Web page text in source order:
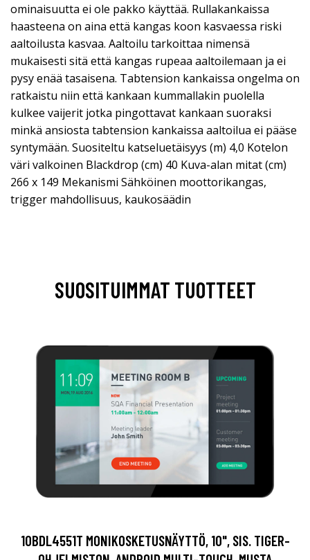
ominaisuutta ei ole pakko käyttää. Rullakankaissa
haasteena on aina että kangas koon kasvaessa riski
aaltoilusta kasvaa. Aaltoilu tarkoittaa nimensä
mukaisesti sitä että kangas rupeaa aaltoilemaan ja ei
pysy enää tasaisena. Tabtension kankaissa ongelma on
ratkaistu niin että kankaan kummallakin puolella
kulkee vaijerit jotka pingottavat kankaan suoraksi
minkä ansiosta tabtension kankaissa aaltoilua ei pääse
syntymään. Suositeltu katseluetäisyys (m) 4,0 Kotelon
väri valkoinen Blackdrop (cm) 40 Kuva-alan mitat (cm)
266 x 149 Mekanismi Sähköinen moottorikangas,
trigger mahdollisuus, kaukosäädin
SUOSITUIMMAT TUOTTEET
10BDL4551T MONIKOSKETUSNÄYTTÖ, 10", SIS. TIGER-